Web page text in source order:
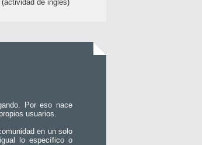
de inglés)
Por eso nace
usuarios.
en un solo
lo específico o